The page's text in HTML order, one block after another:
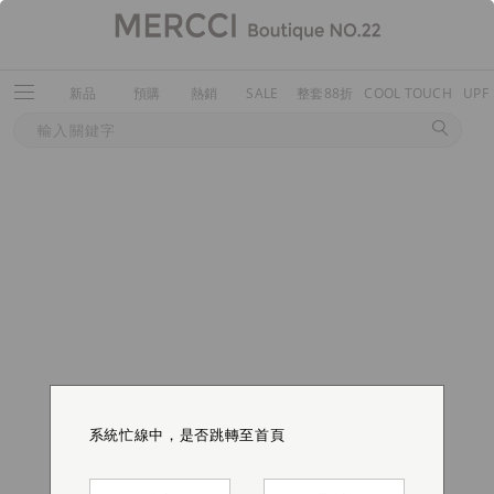
新品 預購 熱銷 SALE 整套88折 COOL TOUCH
系統忙線中，是否跳轉至首頁
系統忙線中，是否跳轉至首頁
系統忙線中，是否跳轉至首頁
系統忙線中，是否跳轉至首頁
系統忙線中，是否跳轉至首頁